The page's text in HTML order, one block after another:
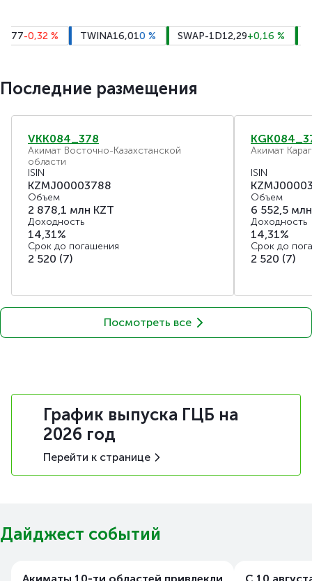
-0,32% TWINA16,010% SWAP-1D12,29+0,16%
Последние размещения
VKK084_378
Акимат Восточно-Казахстанской
области
ISIN
KZMJ00003788
Объем
2 878,1 млн KZT
Доходность
14,31%
Срок до погашения
2 520 (7)
Акимат
ISIN
Объем
6 552,5
Доходность
14,31%
Срок до
2 520 (7)
Посмотреть все
График выпуска ГЦБ на
2026 год
Перейти к странице
Дайджест событий
Акиматы 10-ти областей привлекли
С 10